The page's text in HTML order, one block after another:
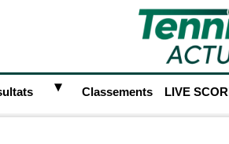
► Classements LIVE